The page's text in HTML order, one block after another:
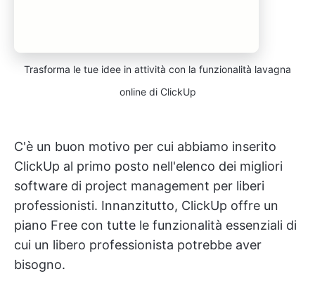
Trasforma le tue idee in attività con la funzionalità lavagna
online di ClickUp
C'è un buon motivo per cui abbiamo inserito
ClickUp al primo posto nell'elenco dei migliori
software di project management per liberi
professionisti. Innanzitutto, ClickUp offre un
piano Free con tutte le funzionalità essenziali di
cui un libero professionista potrebbe aver
bisogno.